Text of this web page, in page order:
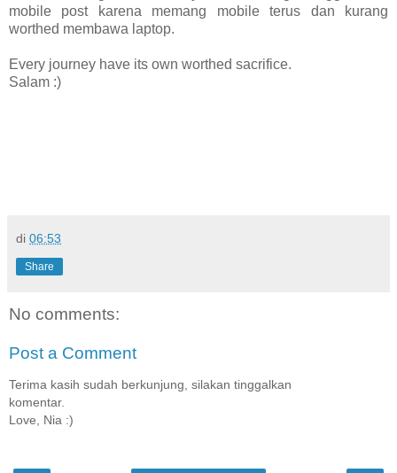
mobile post karena memang mobile terus dan kurang
worthed membawa laptop.
Every journey have its own worthed sacrifice.
Salam :)
di 06:53
Share
No comments:
Post a Comment
Terima kasih sudah berkunjung, silakan tinggalkan
komentar.
Love, Nia :)